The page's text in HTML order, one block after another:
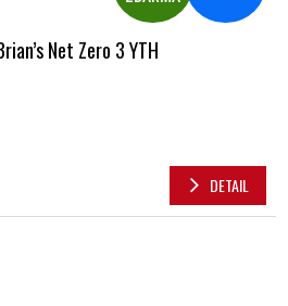
Net Zero 3 YTH
DETAIL